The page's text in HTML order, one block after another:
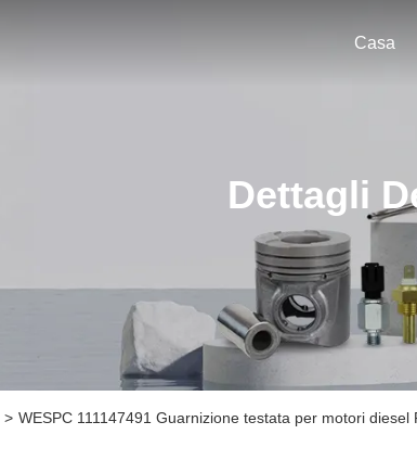
Casa
Dettagli
> WESPC 111147491 Guarnizione testata per motori